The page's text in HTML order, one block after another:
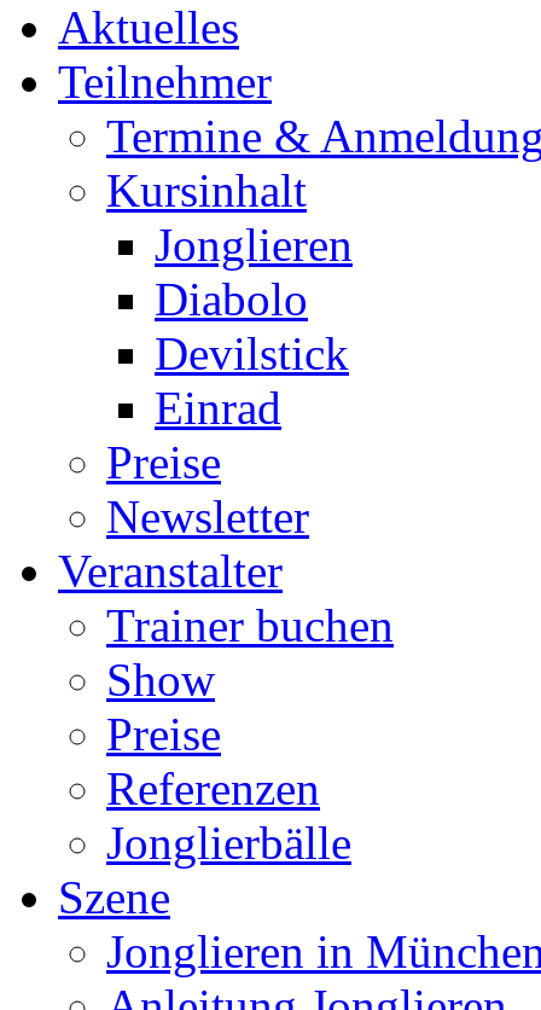
Aktuelles
Teilnehmer
Termine &
Kursinhalt
Jonglieren
Diabolo
Devilstick
Einrad
Preise
Newsletter
Veranstalter
Trainer buchen
Show
Preise
Referenzen
Jonglierbälle
Szene
Jonglieren in